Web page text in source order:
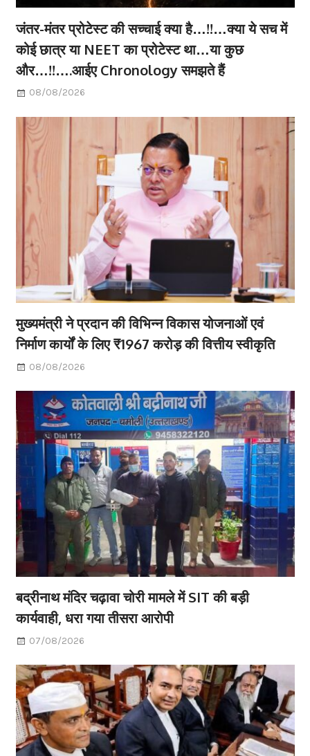
जंतर-मंतर प्रोटेस्ट की सच्चाई क्या है…!!…क्या ये सच में
कोई छात्र या NEET का प्रोटेस्ट था…या कुछ
और…!!….आईए Chronology समझते हैं
08/08/2026
मुख्यमंत्री ने प्रदान की विभिन्न विकास योजनाओं एवं
निर्माण कार्यों के लिए ₹1967 करोड़ की वित्तीय स्वीकृति
08/08/2026
बद्रीनाथ मंदिर चढ़ावा चोरी मामले में SIT की बड़ी
कार्यवाही, धरा गया तीसरा आरोपी
07/08/2026